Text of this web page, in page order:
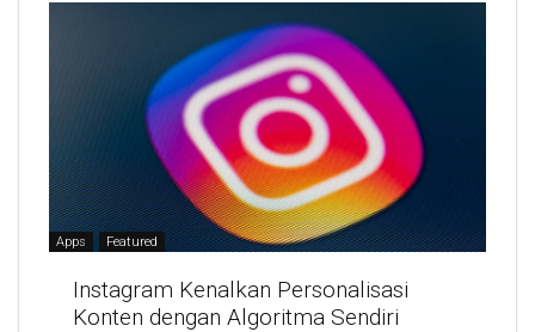
Apps Featured
Instagram Kenalkan Personalisasi
Konten dengan Algoritma Sendiri